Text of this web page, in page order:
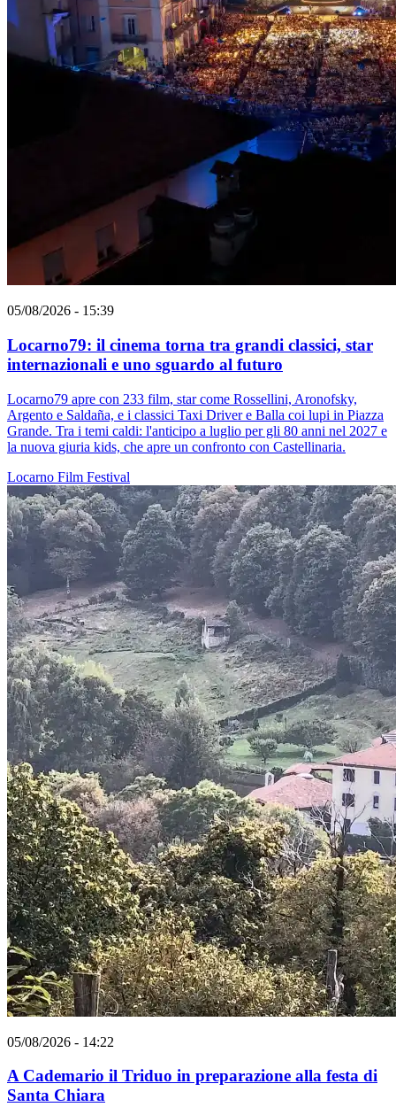
05/08/2026 - 15:39
Locarno79: il cinema torna tra grandi classici, star
internazionali e uno sguardo al futuro
Locarno79 apre con 233 film, star come Rossellini, Aronofsky,
Argento e Saldaña, e i classici Taxi Driver e Balla coi lupi in Piazza
Grande. Tra i temi caldi: l'anticipo a luglio per gli 80 anni nel 2027 e
la nuova giuria kids, che apre un confronto con Castellinaria.
Locarno Film Festival
05/08/2026 - 14:22
A Cademario il Triduo in preparazione alla festa di
Santa Chiara